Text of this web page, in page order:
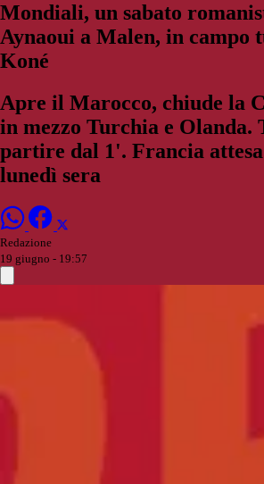
Mondiali, un sabato
Aynaoui a Malen, in campo
Koné
Apre il Marocco, chiude la
in mezzo Turchia e
partire dal 1'. Francia
lunedì sera
Redazione
19 giugno - 19:57